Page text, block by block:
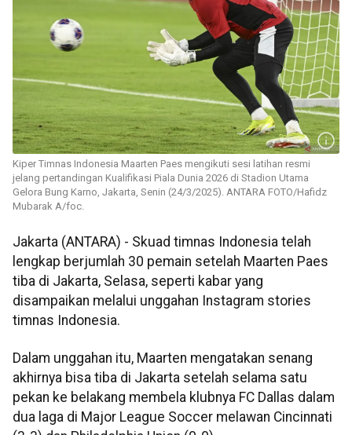
Kiper Timnas Indonesia Maarten Paes mengikuti sesi latihan resmi
jelang pertandingan Kualifikasi Piala Dunia 2026 di Stadion Utama
Gelora Bung Karno, Jakarta, Senin (24/3/2025). ANTARA FOTO/Hafidz
Mubarak A/foc.
Jakarta (ANTARA) - Skuad timnas Indonesia telah
lengkap berjumlah 30 pemain setelah Maarten Paes
tiba di Jakarta, Selasa, seperti kabar yang
disampaikan melalui unggahan Instagram stories
timnas Indonesia.
Dalam unggahan itu, Maarten mengatakan senang
akhirnya bisa tiba di Jakarta setelah selama satu
pekan ke belakang membela klubnya FC Dallas dalam
dua laga di Major League Soccer melawan Cincinnati